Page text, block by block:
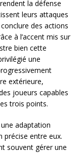
la défense
leurs attaques
des actions
à l’accent mis sur
bien cette
une
extérieure,
joueurs capables
trois points.
adaptation
entre eux.
souvent gérer une